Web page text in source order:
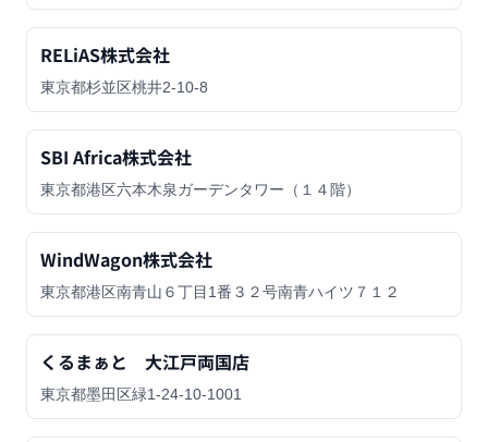
RELiAS株式会社
東京都杉並区桃井2-10-8
SBI Africa株式会社
東京都港区六本木泉ガーデンタワー（１４階）
WindWagon株式会社
東京都港区南青山６丁目1番３２号南青ハイツ７１２
くるまぁと 大江戸両国店
東京都墨田区緑1-24-10-1001